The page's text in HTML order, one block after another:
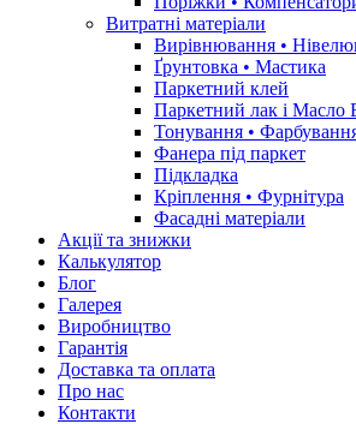
Витратні матеріали
Вирівнювання •
Ґрунтовкa • Мастика
Паркетний клей
Паркетний лак і Масло
Тонування •
Фанера під паркет
Підкладка
Кріплення • Фурнітура
Фасадні матеріали
Акції та знижки
Калькулятор
Блог
Галерея
Виробництво
Гарантія
Доставка та оплата
Про нас
Контакти